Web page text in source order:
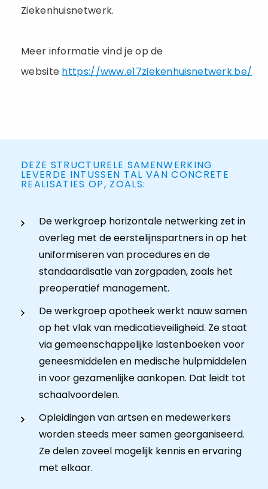
Ziekenhuisnetwerk.
Meer informatie vind je op de
website https://www.e17ziekenhuisnetwerk.be/
DEZE STRUCTURELE SAMENWERKING
LEVERDE INTUSSEN TAL VAN CONCRETE
REALISATIES OP, ZOALS:
De werkgroep horizontale netwerking zet in
overleg met de eerstelijnspartners in op het
uniformiseren van procedures en de
standaardisatie van zorgpaden, zoals het
preoperatief management.
De werkgroep apotheek werkt nauw samen
op het vlak van medicatieveiligheid. Ze staat
via gemeenschappelijke lastenboeken voor
geneesmiddelen en medische hulpmiddelen
in voor gezamenlijke aankopen. Dat leidt tot
schaalvoordelen.
Opleidingen van artsen en medewerkers
worden steeds meer samen georganiseerd.
Ze delen zoveel mogelijk kennis en ervaring
met elkaar.